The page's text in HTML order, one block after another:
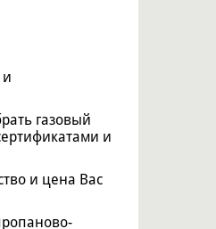
и
газовый
и
и цена Вас